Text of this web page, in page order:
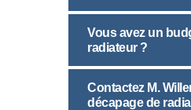
Vous avez un
radiateur ?
Contactez M.
décapage de